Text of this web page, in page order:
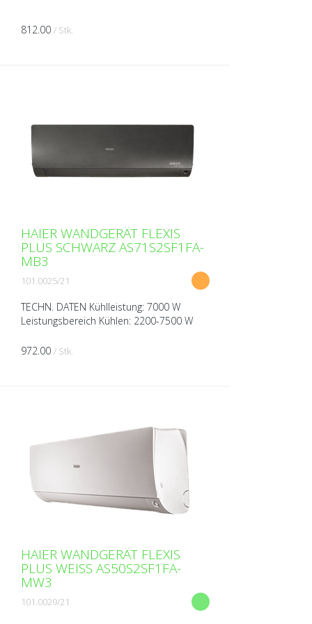
812.00 / Stk.
HAIER WANDGERÄT FLEXIS
PLUS SCHWARZ AS71S2SF1FA-
MB3
101.0025/21
TECHN. DATEN Kühlleistung: 7000 W
Leistungsbereich Kühlen: 2200-7500 W
Heizen: 2400-8500 W Spannung: 230V
972.00 / Stk.
HAIER WANDGERÄT FLEXIS
PLUS WEISS AS50S2SF1FA-
MW3
101.0029/21